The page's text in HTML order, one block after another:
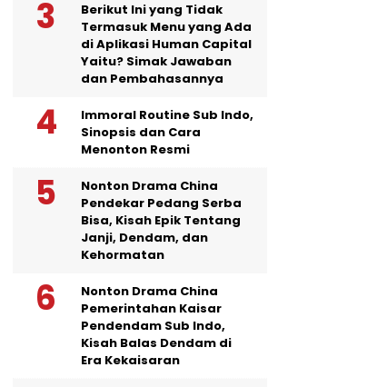
Berikut Ini yang Tidak
Termasuk Menu yang Ada
di Aplikasi Human Capital
Yaitu? Simak Jawaban
dan Pembahasannya
Immoral Routine Sub Indo,
Sinopsis dan Cara
Menonton Resmi
Nonton Drama China
Pendekar Pedang Serba
Bisa, Kisah Epik Tentang
Janji, Dendam, dan
Kehormatan
Nonton Drama China
Pemerintahan Kaisar
Pendendam Sub Indo,
Kisah Balas Dendam di
Era Kekaisaran